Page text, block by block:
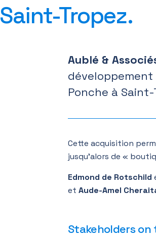
Saint-Tropez.
Aublé &
développement
Ponche à Saint-
Cette acquisition
jusqu’alors de «
Edmond de Rotschild
et Aude-Amel
Stakeholders